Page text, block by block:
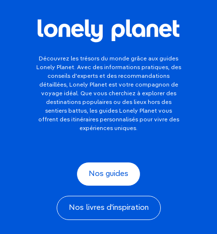
Découvrez les trésors du monde grâce aux guides
Lonely Planet. Avec des informations pratiques, des
conseils d'experts et des recommandations
détaillées, Lonely Planet est votre compagnon de
voyage idéal. Que vous cherchiez à explorer des
destinations populaires ou des lieux hors des
sentiers battus, les guides Lonely Planet vous
offrent des itinéraires personnalisés pour vivre des
expériences uniques.
Nos guides
Nos livres d'inspiration